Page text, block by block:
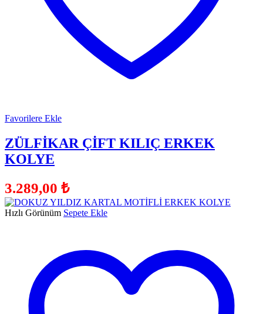
Favorilere Ekle
ZÜLFİKAR ÇİFT KILIÇ ERKEK
KOLYE
3.289,00 ₺
Hızlı Görünüm Sepete Ekle